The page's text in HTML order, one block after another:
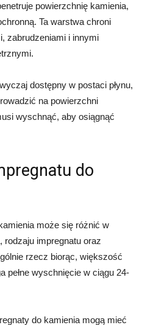
powierzchnię kamienia,
Ta warstwa chroni
zabrudzeniami i innymi
dostępny w postaci płynu,
na powierzchni
wyschnąć, aby osiągnąć
do
może się różnić w
rodzaju impregnatu oraz
rzecz biorąc, większość
pełne wyschnięcie w ciągu 24-
do kamienia mogą mieć